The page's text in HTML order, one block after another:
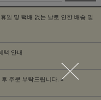
및 택배 없는 날로 인한 배송 및
택 안내
주문 부탁드립니다. ※